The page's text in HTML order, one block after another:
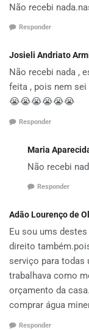
Não recebi
Responder
Josieli Andriato
Não recebi nada ,
feita , pois nem
😭😭😭😭😭😭
Responder
Maria
Não recebi
Responder
Adão Lourenço de
Eu sou ums
direito
serviço para todas
trabalhava como
orçamento da
comprar água
Responder